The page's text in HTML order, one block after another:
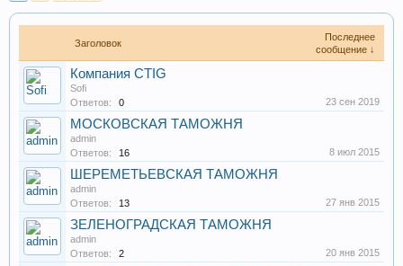
Заголовок
Последнее
сообщение ↓
Компания CTIG
Sofi
Ответов:
0 23 сен 2019
МОСКОВСКАЯ ТАМОЖНЯ
admin
Ответов:
16 8 июл 2015
ШЕРЕМЕТЬЕВСКАЯ ТАМОЖНЯ
admin
Ответов:
13 27 янв 2015
ЗЕЛЕНОГРАДСКАЯ ТАМОЖНЯ
admin
Ответов:
2 20 янв 2015